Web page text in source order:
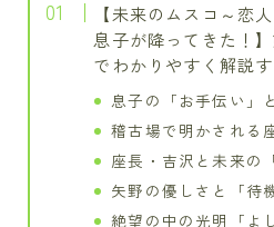
【未来のムスコ～恋
息子が降ってきた！
でわかりやすく解説す
息子の「お手伝い」
稽古場で明かされる
座長・吉沢と未来の
矢野の優しさと「待
絶望の中の光明「よ